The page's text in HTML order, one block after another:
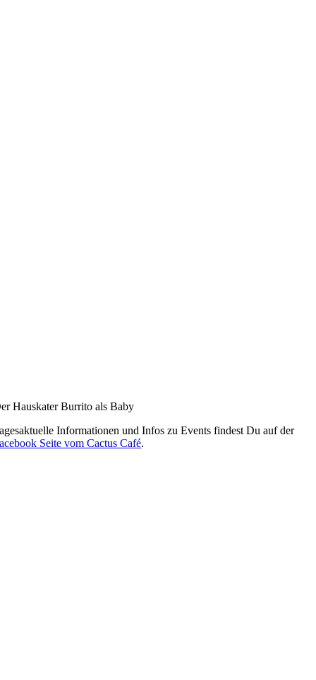
Hauskater Burrito als Baby
Informationen und Infos zu Events findest Du auf der
Seite vom Cactus Café.